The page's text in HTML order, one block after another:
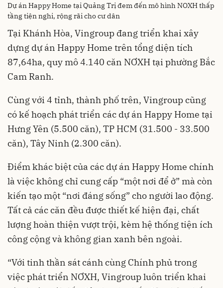
Dự án Happy Home tại Quảng Trị đem đến mô hình NOXH thấp
tầng tiện nghi, rộng rãi cho cư dân
Tại Khánh Hòa, Vingroup đang triển khai xây
dựng dự án Happy Home trên tổng diện tích
87,64ha, quy mô 4.140 căn NƠXH tại phường Bắc
Cam Ranh.
Cùng với 4 tỉnh, thành phố trên, Vingroup cũng
có kế hoạch phát triển các dự án Happy Home tại
Hưng Yên (5.500 căn), TP HCM (31.500 - 33.500
căn), Tây Ninh (2.300 căn).
Điểm khác biệt của các dự án Happy Home chính
là việc không chỉ cung cấp “một nơi để ở” mà còn
kiến tạo một “nơi đáng sống” cho người lao động.
Tất cả các căn đều được thiết kế hiện đại, chất
lượng hoàn thiện vượt trội, kèm hệ thống tiện ích
công cộng và không gian xanh bên ngoài.
“Với tinh thần sát cánh cùng Chính phủ trong
việc phát triển NƠXH, Vingroup luôn triển khai